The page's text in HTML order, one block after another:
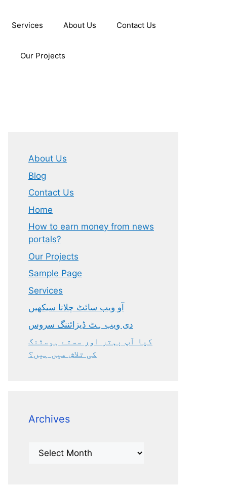
Services About Us Contact Us
Our Projects
About Us
Blog
Contact Us
Home
How to earn money from news
portals?
Our Projects
Sample Page
Services
آو ویب سائٹ چلانا سیکھیں
دی ویب ہٹ ڈیزائننگ سروس
کیا آپ بہتر اور سستے ہوسٹنگ
کی تلاش میں ہیں؟
Archives
Archives